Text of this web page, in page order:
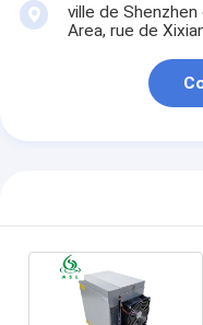
ville de Shenzhen
Area, rue de